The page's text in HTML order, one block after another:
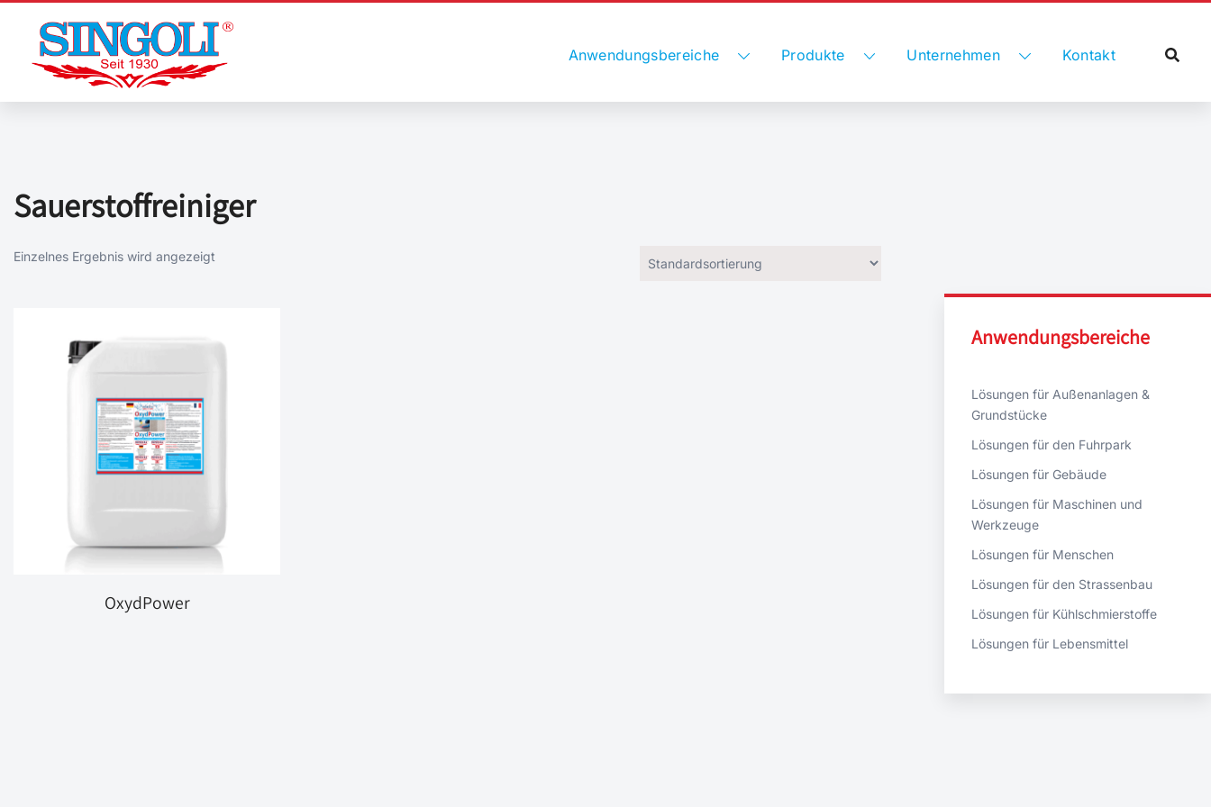
springen
Anwendungsbereiche Produkte Unternehmen Kontakt
Sauerstoffreiniger
Einzelnes Ergebnis wird angezeigt
OxydPower
Anwendungsbereiche
Lösungen für Außenanlagen &
Grundstücke
Lösungen für den Fuhrpark
Lösungen für Gebäude
Lösungen für Maschinen und
Werkzeuge
Lösungen für Menschen
Lösungen für den Strassenbau
Lösungen für Kühlschmierstoffe
Lösungen für Lebensmittel